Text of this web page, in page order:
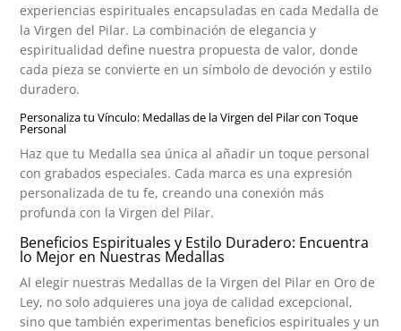
experiencias espirituales encapsuladas en cada Medalla de
la Virgen del Pilar. La combinación de elegancia y
espiritualidad define nuestra propuesta de valor, donde
cada pieza se convierte en un símbolo de devoción y estilo
duradero.
Personaliza tu Vínculo: Medallas de la Virgen del Pilar con Toque
Personal
Haz que tu Medalla sea única al añadir un toque personal
con grabados especiales. Cada marca es una expresión
personalizada de tu fe, creando una conexión más
profunda con la Virgen del Pilar.
Beneficios Espirituales y Estilo Duradero: Encuentra
lo Mejor en Nuestras Medallas
Al elegir nuestras Medallas de la Virgen del Pilar en Oro de
Ley, no solo adquieres una joya de calidad excepcional,
sino que también experimentas beneficios espirituales y un